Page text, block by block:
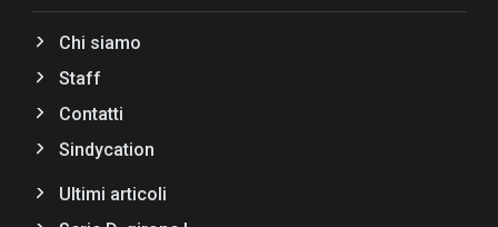
Chi siamo
Staff
Contatti
Sindycation
Ultimi articoli